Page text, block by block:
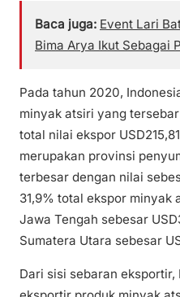
Baca juga: Event Lari
Bima Arya Ikut Sebagai
Pada tahun 2020,
minyak atsiri yang
total nilai ekspor
merupakan provinsi
terbesar dengan nilai
31,9% total ekspor minyak
Jawa Tengah sebesar
Sumatera Utara sebesar
Dari sisi sebaran eksportir,